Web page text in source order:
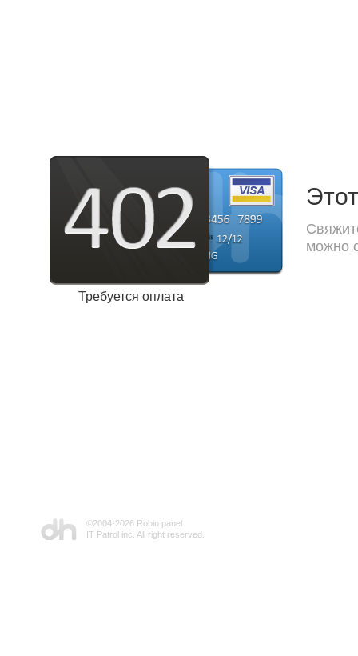
Требуется оплата
можно
©2004-2026 Robin panel
IT Patrol inc. All right reserved.